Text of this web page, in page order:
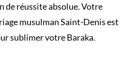
de réussite absolue. Votre
musulman Saint-Denis est
sublimer votre Baraka.